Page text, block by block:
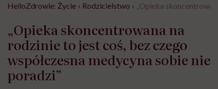
HelloZdrowie: Życie › Rodzicielstwo › „Opieka
„Opieka skoncentrowana na
rodzinie to jest coś, bez czego
współczesna medycyna sobie nie
poradzi”